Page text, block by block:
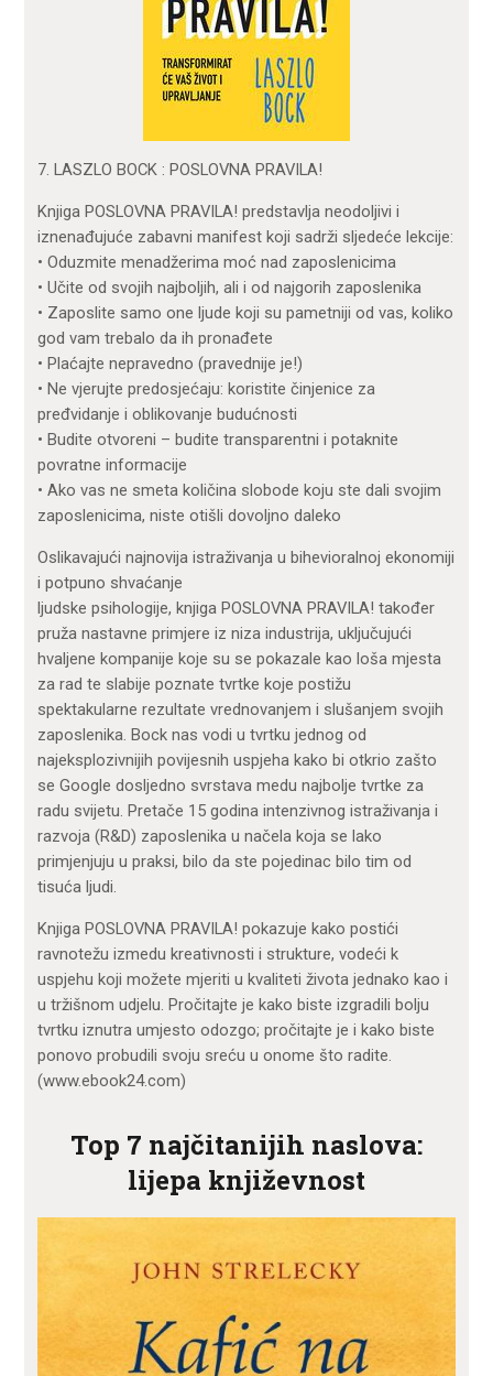
7. LASZLO BOCK : POSLOVNA PRAVILA!
Knjiga POSLOVNA PRAVILA! predstavlja neodoljivi i
iznenađujuće zabavni manifest koji sadrži sljedeće lekcije:
• Oduzmite menadžerima moć nad zaposlenicima
• Učite od svojih najboljih, ali i od najgorih zaposlenika
• Zaposlite samo one ljude koji su pametniji od vas, koliko
god vam trebalo da ih pronađete
• Plaćajte nepravedno (pravednije je!)
• Ne vjerujte predosjećaju: koristite činjenice za
pređvidanje i oblikovanje budućnosti
• Budite otvoreni – budite transparentni i potaknite
povratne informacije
• Ako vas ne smeta količina slobode koju ste dali svojim
zaposlenicima, niste otišli dovoljno daleko
Oslikavajući najnovija istraživanja u bihevioralnoj ekonomiji
i potpuno shvaćanje
ljudske psihologije, knjiga POSLOVNA PRAVILA! također
pruža nastavne primjere iz niza industrija, uključujući
hvaljene kompanije koje su se pokazale kao loša mjesta
za rad te slabije poznate tvrtke koje postižu
spektakularne rezultate vrednovanjem i slušanjem svojih
zaposlenika. Bock nas vodi u tvrtku jednog od
najeksplozivnijih povijesnih uspjeha kako bi otkrio zašto
se Google dosljedno svrstava medu najbolje tvrtke za
radu svijetu. Pretače 15 godina intenzivnog istraživanja i
razvoja (R&D) zaposlenika u načela koja se lako
primjenjuju u praksi, bilo da ste pojedinac bilo tim od
tisuća ljudi.
Knjiga POSLOVNA PRAVILA! pokazuje kako postići
ravnotežu izmedu kreativnosti i strukture, vodeći k
uspjehu koji možete mjeriti u kvaliteti života jednako kao i
u tržišnom udjelu. Pročitajte je kako biste izgradili bolju
tvrtku iznutra umjesto odozgo; pročitajte je i kako biste
ponovo probudili svoju sreću u onome što radite.
(www.ebook24.com)
Top 7 najčitanijih naslova:
lijepa književnost